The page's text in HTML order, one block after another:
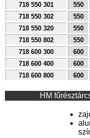
718 550 301
550
718 550 302
550
718 550 320
550
718 550 802
550
718 600 300
600
718 600 400
600
718 600 800
600
HM